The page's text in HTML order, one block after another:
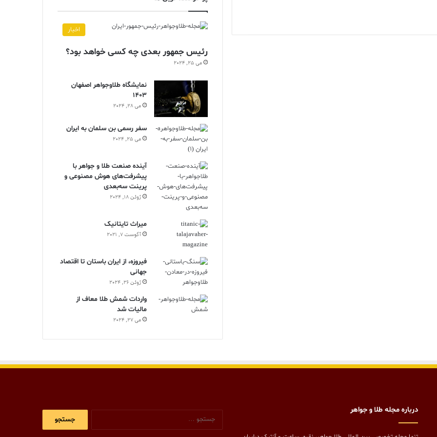
اخبار
رئیس جمهور بعدی چه کسی خواهد بود؟
می 25, 2024
نمایشگاه طلاوجواهر اصفهان
1403
می 28, 2024
سفر رسمی بن سلمان به ایران
می 25, 2024
آینده صنعت طلا و جواهر با
پیشرفت‌های هوش مصنوعی و
پرینت سه‌بعدی
ژوئن 18, 2024
ميراث تايتانيک
آگوست 7, 2021
فیروزه، از ایران باستان تا اقتصاد
جهانی
ژوئن 26, 2024
واردات شمش طلا معاف از
مالیات شد
می 27, 2024
درباره مجله طلا و جواهر